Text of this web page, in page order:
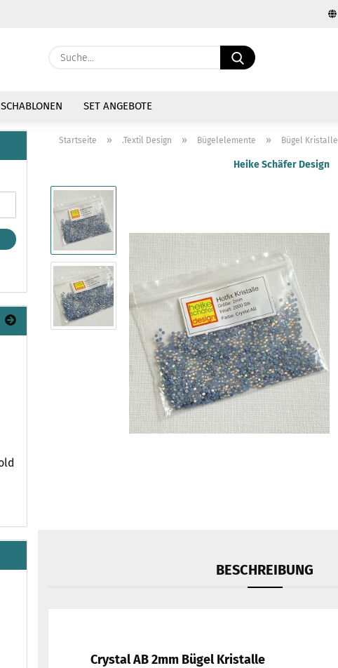
Währung auswählen
Passwort vergessen?
Suche...
SCHABLONEN SET ANGEBOTE
Startseite » .Textil Design » Bügelelemente » Bügel Kristalle
Heike Schäfer Design
BESCHREIBUNG
Crystal AB 2mm Bügel Kristalle